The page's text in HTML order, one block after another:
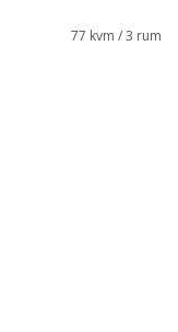
77 kvm / 3 rum